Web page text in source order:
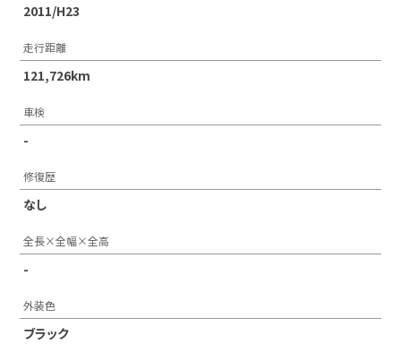
2011/H23
走行距離
121,726km
車検
-
修復歴
なし
全長×全幅×全高
-
外装色
ブラック